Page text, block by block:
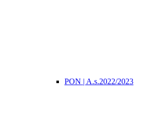
PON | A.s.2022/2023